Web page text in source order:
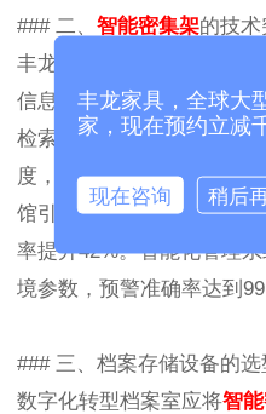
### 二、 智能密集架的技术
丰龙
搭载
信息与物理位置的数字孪
检索指令，伺服电机精准
度，红外避障系统同步启
馆引进该设备后，单次调
率提升42%。智能化管理
境参数，预警准确率达到
### 三、档案存储设备的选
数字化转型档案室应将智
丰龙家具，全球大
家，现在预约立减
现在咨询 稍后